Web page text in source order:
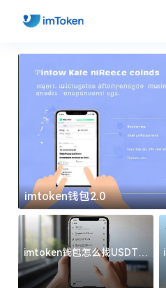
imtoken钱包2.0
imtoken钱包怎么找USDT地
址？三步搞定不踩坑